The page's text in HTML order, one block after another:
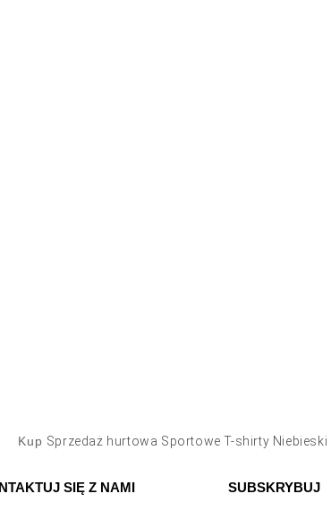
Kup Sprzedaż hurtowa Sportowe T-shirty Niebieski
SIĘ Z NAMI SUBSKRYBUJ